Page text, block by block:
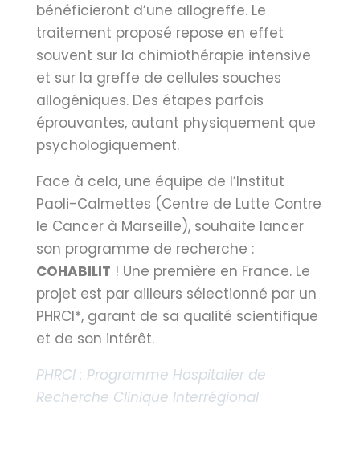
bénéficieront d’une allogreffe. Le
traitement proposé repose en effet
souvent sur la chimiothérapie intensive
et sur la greffe de cellules souches
allogéniques. Des étapes parfois
éprouvantes, autant physiquement que
psychologiquement.
Face à cela, une équipe de l’Institut
Paoli-Calmettes (Centre de Lutte Contre
le Cancer à Marseille), souhaite lancer
son programme de recherche :
COHABILIT ! Une première en France. Le
projet est par ailleurs sélectionné par un
PHRCI*, garant de sa qualité scientifique
et de son intérêt.
PHRCI : Programme Hospitalier de
Recherche Clinique Interrégional